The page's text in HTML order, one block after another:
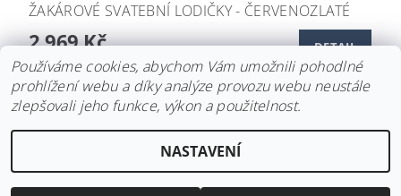
ŽAKÁROVÉ SVATEBNÍ LODIČKY - ČERVENOZLATÉ
2 969 Kč DETAIL
Svatební doplňky BRIANNA, všechna práva vyhrazena
cookies
Používáme cookies, abychom Vám umožnili pohodlné
prohlížení webu a díky analýze provozu webu neustále
zlepšovali jeho funkce, výkon a použitelnost.
NASTAVENÍ